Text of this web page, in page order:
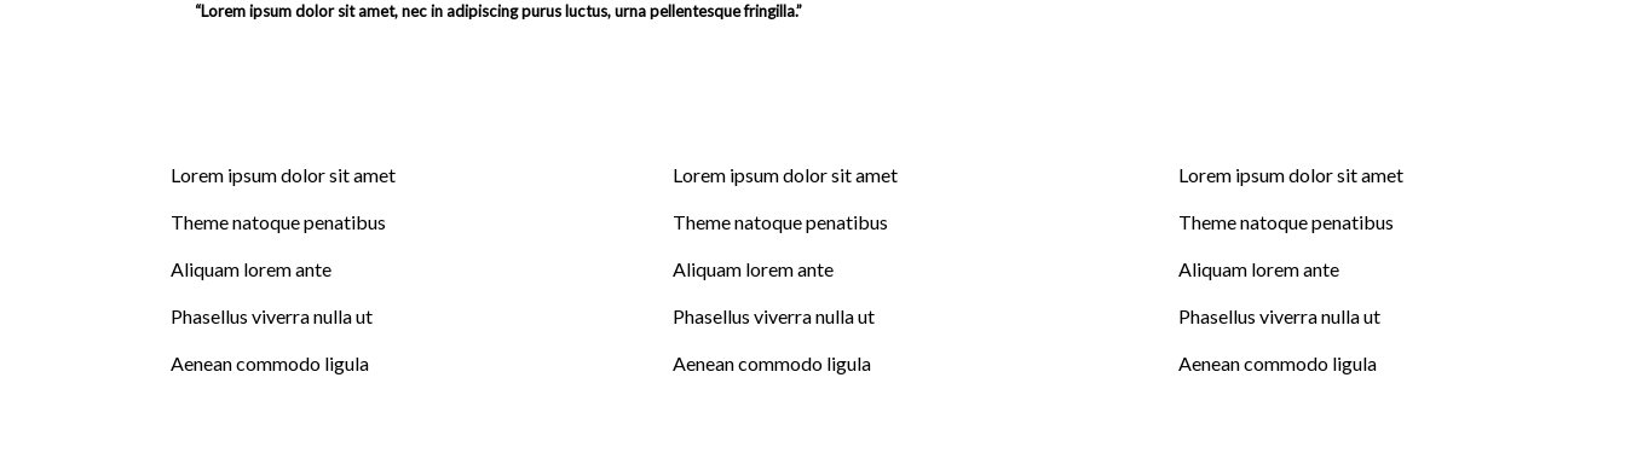
“Lorem ipsum dolor sit amet, nec in adipiscing purus luctus, urna pellentesque fringilla.”
Lorem ipsum dolor sit amet
Theme natoque penatibus
Aliquam lorem ante
Phasellus viverra nulla ut
Aenean commodo ligula
Lorem ipsum dolor sit amet
Theme natoque penatibus
Aliquam lorem ante
Phasellus viverra nulla ut
Aenean commodo ligula
Lorem ipsum dolor sit amet
Theme natoque penatibus
Aliquam lorem ante
Phasellus viverra nulla ut
Aenean commodo ligula